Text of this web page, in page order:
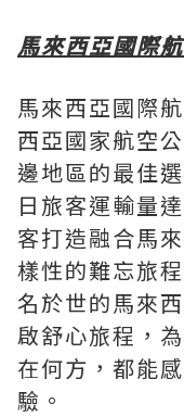
馬來西亞國際
馬來西亞國際
西亞國家航空
邊地區的最佳
日旅客運輸量
客打造融合馬
樣性的難忘旅
名於世的馬來
啟舒心旅程，
在何方，都能
驗。